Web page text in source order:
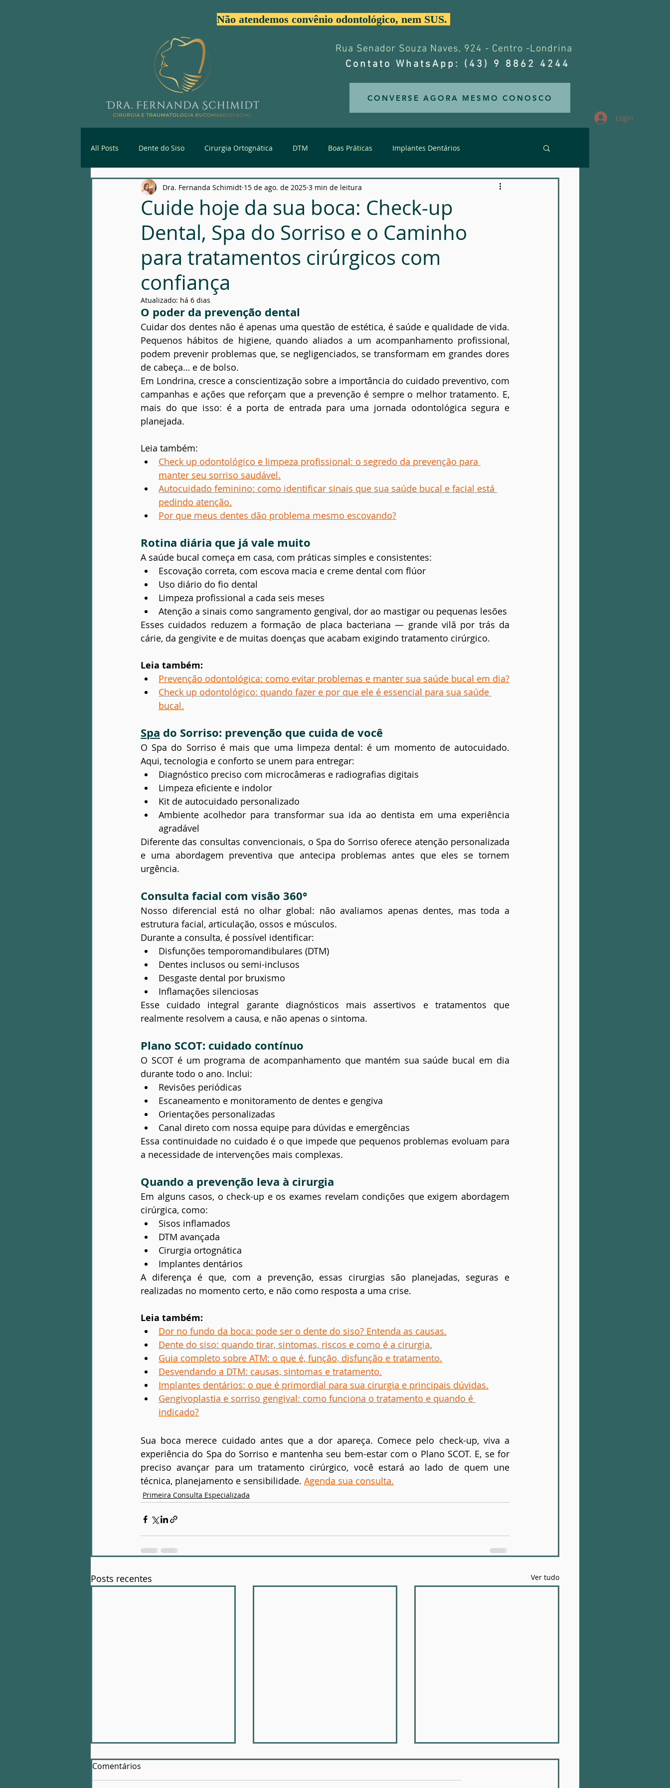
Não atendemos convênio odontológico, nem SUS.
Rua Senador Souza Naves, 924 - Centro -Londrina
Contato WhatsApp: (43) 9 8862 4244
CONVERSE AGORA MESMO CONOSCO
Login
All Posts Dente do Siso Cirurgia Ortognática DTM Boas Práticas Implantes Dentários
Primeira Consulta Especializada Trauma de Face Estética da Face
Patologia óssea Infecção Facial Prevenção
Cuide hoje da sua boca: Check-up
Dental, Spa do Sorriso e o Caminho
para tratamentos cirúrgicos com
confiança
Dra. Fernanda Schimidt 15 de ago. de 2025 3 min de leitura
Atualizado: há 6 dias
O poder da prevenção dental
Cuidar dos dentes não é apenas uma questão de estética, é saúde e qualidade de vida.
Pequenos hábitos de higiene, quando aliados a um acompanhamento profissional,
podem prevenir problemas que, se negligenciados, se transformam em grandes dores
de cabeça… e de bolso.
Em Londrina, cresce a conscientização sobre a importância do cuidado preventivo, com
campanhas e ações que reforçam que a prevenção é sempre o melhor tratamento. E,
mais do que isso: é a porta de entrada para uma jornada odontológica segura e
planejada.
Leia também:
Check up odontológico e limpeza profissional: o segredo da prevenção para
manter seu sorriso saudável.
Autocuidado feminino: como identificar sinais que sua saúde bucal e facial está
pedindo atenção.
Por que meus dentes dão problema mesmo escovando?
Rotina diária que já vale muito
A saúde bucal começa em casa, com práticas simples e consistentes:
Escovação correta, com escova macia e creme dental com flúor
Uso diário do fio dental
Limpeza profissional a cada seis meses
Atenção a sinais como sangramento gengival, dor ao mastigar ou pequenas lesões
Esses cuidados reduzem a formação de placa bacteriana — grande vilã por trás da
cárie, da gengivite e de muitas doenças que acabam exigindo tratamento cirúrgico.
Leia também:
Prevenção odontológica: como evitar problemas e manter sua saúde bucal em dia?
Check up odontológico: quando fazer e por que ele é essencial para sua saúde
bucal.
Spa do Sorriso: prevenção que cuida de você
O Spa do Sorriso é mais que uma limpeza dental: é um momento de autocuidado.
Aqui, tecnologia e conforto se unem para entregar:
Diagnóstico preciso com microcâmeras e radiografias digitais
Limpeza eficiente e indolor
Kit de autocuidado personalizado
Ambiente acolhedor para transformar sua ida ao dentista em uma experiência
agradável
Diferente das consultas convencionais, o Spa do Sorriso oferece atenção personalizada
e uma abordagem preventiva que antecipa problemas antes que eles se tornem
urgência.
Consulta facial com visão 360°
Nosso diferencial está no olhar global: não avaliamos apenas dentes, mas toda a
estrutura facial, articulação, ossos e músculos.
Durante a consulta, é possível identificar:
Disfunções temporomandibulares (DTM)
Dentes inclusos ou semi-inclusos
Desgaste dental por bruxismo
Inflamações silenciosas
Esse cuidado integral garante diagnósticos mais assertivos e tratamentos que
realmente resolvem a causa, e não apenas o sintoma.
Plano SCOT: cuidado contínuo
O SCOT é um programa de acompanhamento que mantém sua saúde bucal em dia
durante todo o ano. Inclui:
Revisões periódicas
Escaneamento e monitoramento de dentes e gengiva
Orientações personalizadas
Canal direto com nossa equipe para dúvidas e emergências
Essa continuidade no cuidado é o que impede que pequenos problemas evoluam para
a necessidade de intervenções mais complexas.
Quando a prevenção leva à cirurgia
Em alguns casos, o check-up e os exames revelam condições que exigem abordagem
cirúrgica, como:
Sisos inflamados
DTM avançada
Cirurgia ortognática
Implantes dentários
A diferença é que, com a prevenção, essas cirurgias são planejadas, seguras e
realizadas no momento certo, e não como resposta a uma crise.
Leia também:
Dor no fundo da boca: pode ser o dente do siso? Entenda as causas.
Dente do siso: quando tirar, sintomas, riscos e como é a cirurgia.
Guia completo sobre ATM: o que é, função, disfunção e tratamento.
Desvendando a DTM: causas, sintomas e tratamento.
Implantes dentários: o que é primordial para sua cirurgia e principais dúvidas.
Gengivoplastia e sorriso gengival: como funciona o tratamento e quando é
indicado?
Sua boca merece cuidado antes que a dor apareça. Comece pelo check-up, viva a
experiência do Spa do Sorriso e mantenha seu bem-estar com o Plano SCOT. E, se for
preciso avançar para um tratamento cirúrgico, você estará ao lado de quem une
técnica, planejamento e sensibilidade. Agenda sua consulta.
Primeira Consulta Especializada
Posts recentes Ver tudo
Comentários